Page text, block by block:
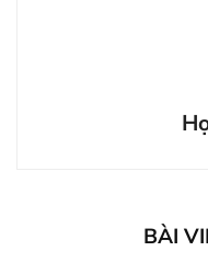
BÀI